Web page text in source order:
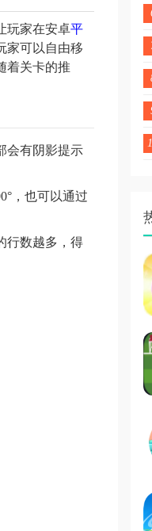
玩家在安卓平
家可以自由移
着关卡的推
会有阴影提示
，也可以通过
行数越多，得